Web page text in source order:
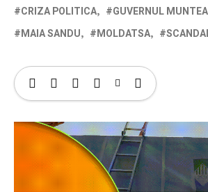
CRIZA POLITICA
GUVERNUL
MAIA SANDU
MOLDATSA